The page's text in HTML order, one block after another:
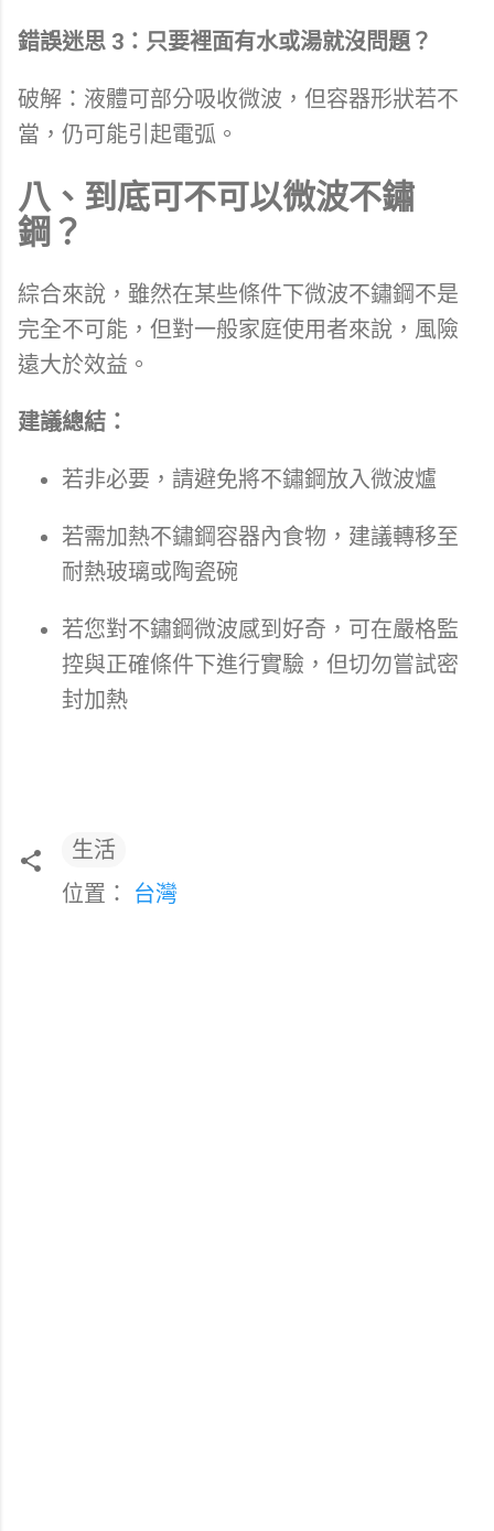
錯誤迷思 3：只要裡面有水或湯就沒問題？
破解：液體可部分吸收微波，但容器形狀若不
當，仍可能引起電弧。
八、到底可不可以微波不鏽
鋼？
綜合來說，雖然在某些條件下微波不鏽鋼不是
完全不可能，但對一般家庭使用者來說，風險
遠大於效益。
建議總結：
若非必要，請避免將不鏽鋼放入微波爐
若需加熱不鏽鋼容器內食物，建議轉移至
耐熱玻璃或陶瓷碗
若您對不鏽鋼微波感到好奇，可在嚴格監
控與正確條件下進行實驗，但切勿嘗試密
封加熱
生活
位置： 台灣